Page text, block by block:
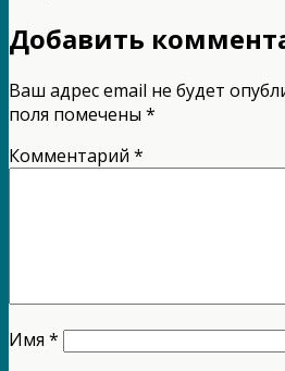
Добавить
Ваш адрес email не будет
поля помечены *
Комментарий *
Имя *